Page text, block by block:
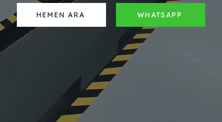
HEMEN ARA WHATSAPP